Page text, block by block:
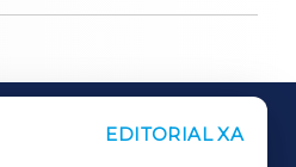
EDITORIAL XA